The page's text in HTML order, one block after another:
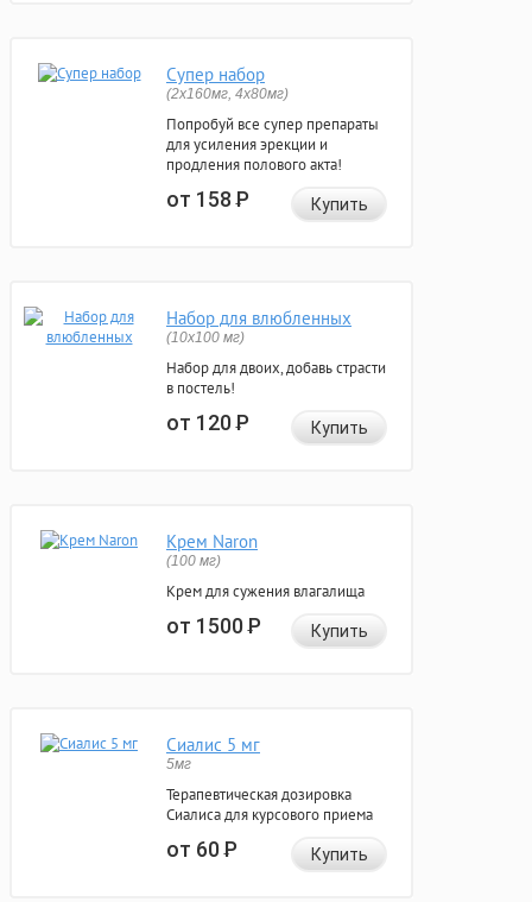
Супер набор
(2х160мг, 4х80мг)
Попробуй все супер препараты
для усиления эрекции и
продления полового акта!
от 158Р Купить
Набор для влюбленных
(10х100 мг)
Набор для двоих, добавь страсти
в постель!
от 120Р Купить
Крем Naron
(100 мг)
Крем для сужения влагалища
от 1500Р Купить
Сиалис 5 мг
5мг
Терапевтическая дозировка
Сиалиса для курсового приема
от 60Р Купить